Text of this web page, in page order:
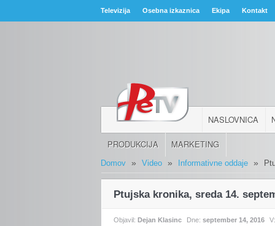
Televizija Osebna izkaznica Ekipa Kontakt
NASLOVNICA
PRODUKCIJA MARKETING
Domov » Video » Informativne oddaje »
Ptujska kronika, sreda 14.
Objavil:Dejan Klasinc Dne:september 14, 2016